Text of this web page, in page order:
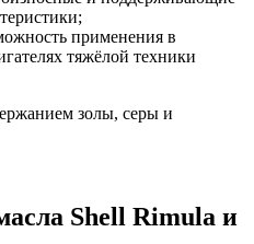
применения в
тяжёлой техники
золы, серы и
Shell Rimula и